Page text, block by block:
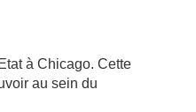
à Chicago. Cette
au sein du